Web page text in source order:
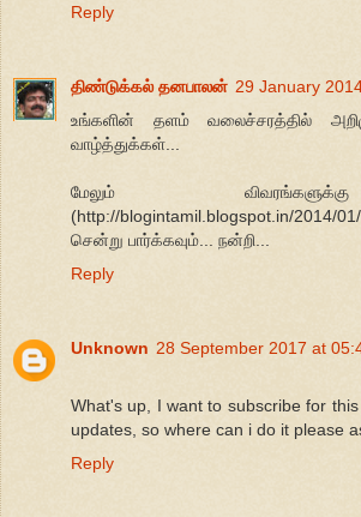
Reply
திண்டுக்கல் தனபாலன் 29 January
உங்களின் தளம் வலைச்சரத்தில்
வாழ்த்துக்கள்...
மேலும்
(http://blogintamil.blogspot.in/2014/
சென்று பார்க்கவும்... நன்றி...
Reply
Unknown 28 September 2017 at
What's up, I want to subscribe for
updates, so where can i do it please
Reply